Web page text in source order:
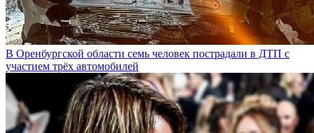
В Оренбургской области семь человек пострадали в ДТП с
участием трёх автомобилей